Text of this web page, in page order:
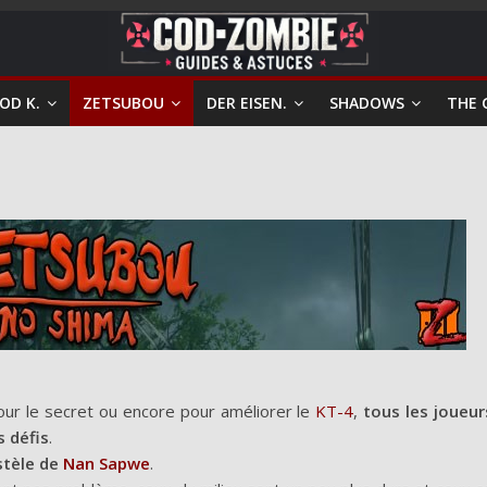
K. ZETSUBOU DER EISEN. SHADOWS THE
le secret ou encore pour améliorer le KT-4, tous les
défis.
de Nan Sapwe.